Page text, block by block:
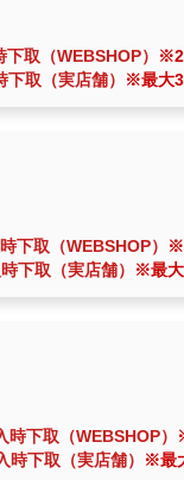
取（WEBSHOP）
下取（実店舗）
※最大
下取（WEBSHOP）
下取（実店舗）
※最
時下取（WEBSHOP）
時下取（実店舗）
※最